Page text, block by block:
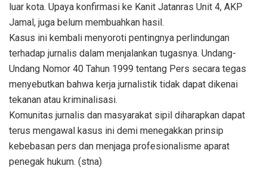
luar kota. Upaya konfirmasi ke Kanit Jatanras Unit 4, AKP
Jamal, juga belum membuahkan hasil.
Kasus ini kembali menyoroti pentingnya perlindungan
terhadap jurnalis dalam menjalankan tugasnya. Undang-
Undang Nomor 40 Tahun 1999 tentang Pers secara tegas
menyebutkan bahwa kerja jurnalistik tidak dapat dikenai
tekanan atau kriminalisasi.
Komunitas jurnalis dan masyarakat sipil diharapkan dapat
terus mengawal kasus ini demi menegakkan prinsip
kebebasan pers dan menjaga profesionalisme aparat
penegak hukum. (stna)